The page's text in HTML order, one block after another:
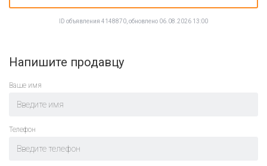
ID объявления 4148870, обновлено 06.08.2026 13:00
Напишите продавцу
Ваше имя
Телефон